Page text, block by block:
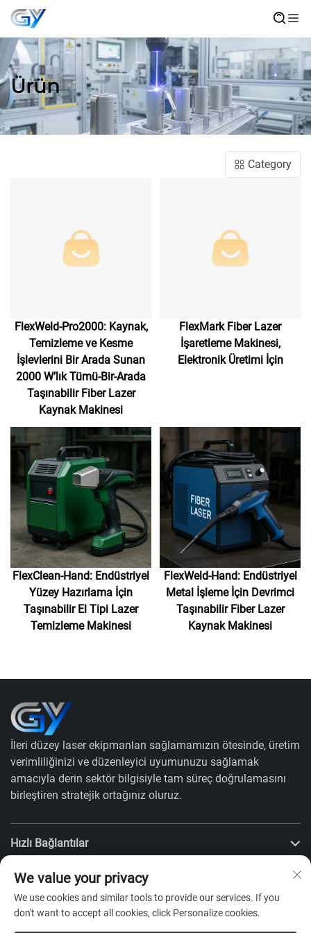
Ürün
Category
FlexWeld-Pro2000: Kaynak,
Temizleme ve Kesme
İşlevlerini Bir Arada Sunan
2000 W’lık Tümü-Bir-Arada
Taşınabilir Fiber Lazer
Kaynak Makinesi
FlexMark Fiber Lazer
İşaretleme Makinesi,
Elektronik Üretimi İçin
FlexClean-Hand: Endüstriyel
Yüzey Hazırlama İçin
Taşınabilir El Tipi Lazer
Temizleme Makinesi
FlexWeld-Hand: Endüstriyel
Metal İşleme İçin Devrimci
Taşınabilir Fiber Lazer
Kaynak Makinesi
İleri düzey laser ekipmanları sağlamamızın ötesinde, üretim
verimliliğinizi ve düzenleyici uyumunuzu sağlamak
amacıyla derin sektör bilgisiyle tam süreç doğrulamasını
birleştiren stratejik ortağınız oluruz.
Hızlı Bağlantılar
ÜRÜNLER
We value your privacy
We use cookies and similar tools to provide our services. If you
don't want to accept all cookies, click Personalize cookies.